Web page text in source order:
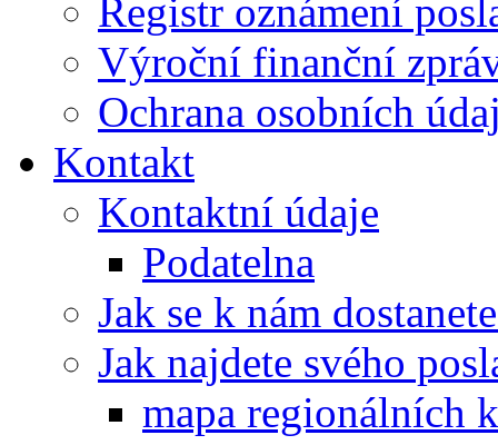
Registr oznámení
Výroční finanční
Ochrana osobních
Kontakt
Kontaktní údaje
Podatelna
Jak se k nám
Jak najdete svého
mapa regionálních